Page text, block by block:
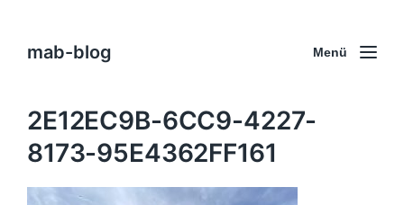
mab-blog Menü
2E12EC9B-6CC9-4227-
8173-95E4362FF161